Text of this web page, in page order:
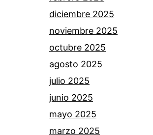
diciembre 2025
noviembre 2025
octubre 2025
agosto 2025
julio 2025
junio 2025
mayo 2025
marzo 2025